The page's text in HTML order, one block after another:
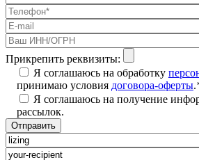
Прикрепить реквизиты:
Я соглашаюсь на обработку
принимаю условия договора-оферты.
Я соглашаюсь на получение
рассылок.